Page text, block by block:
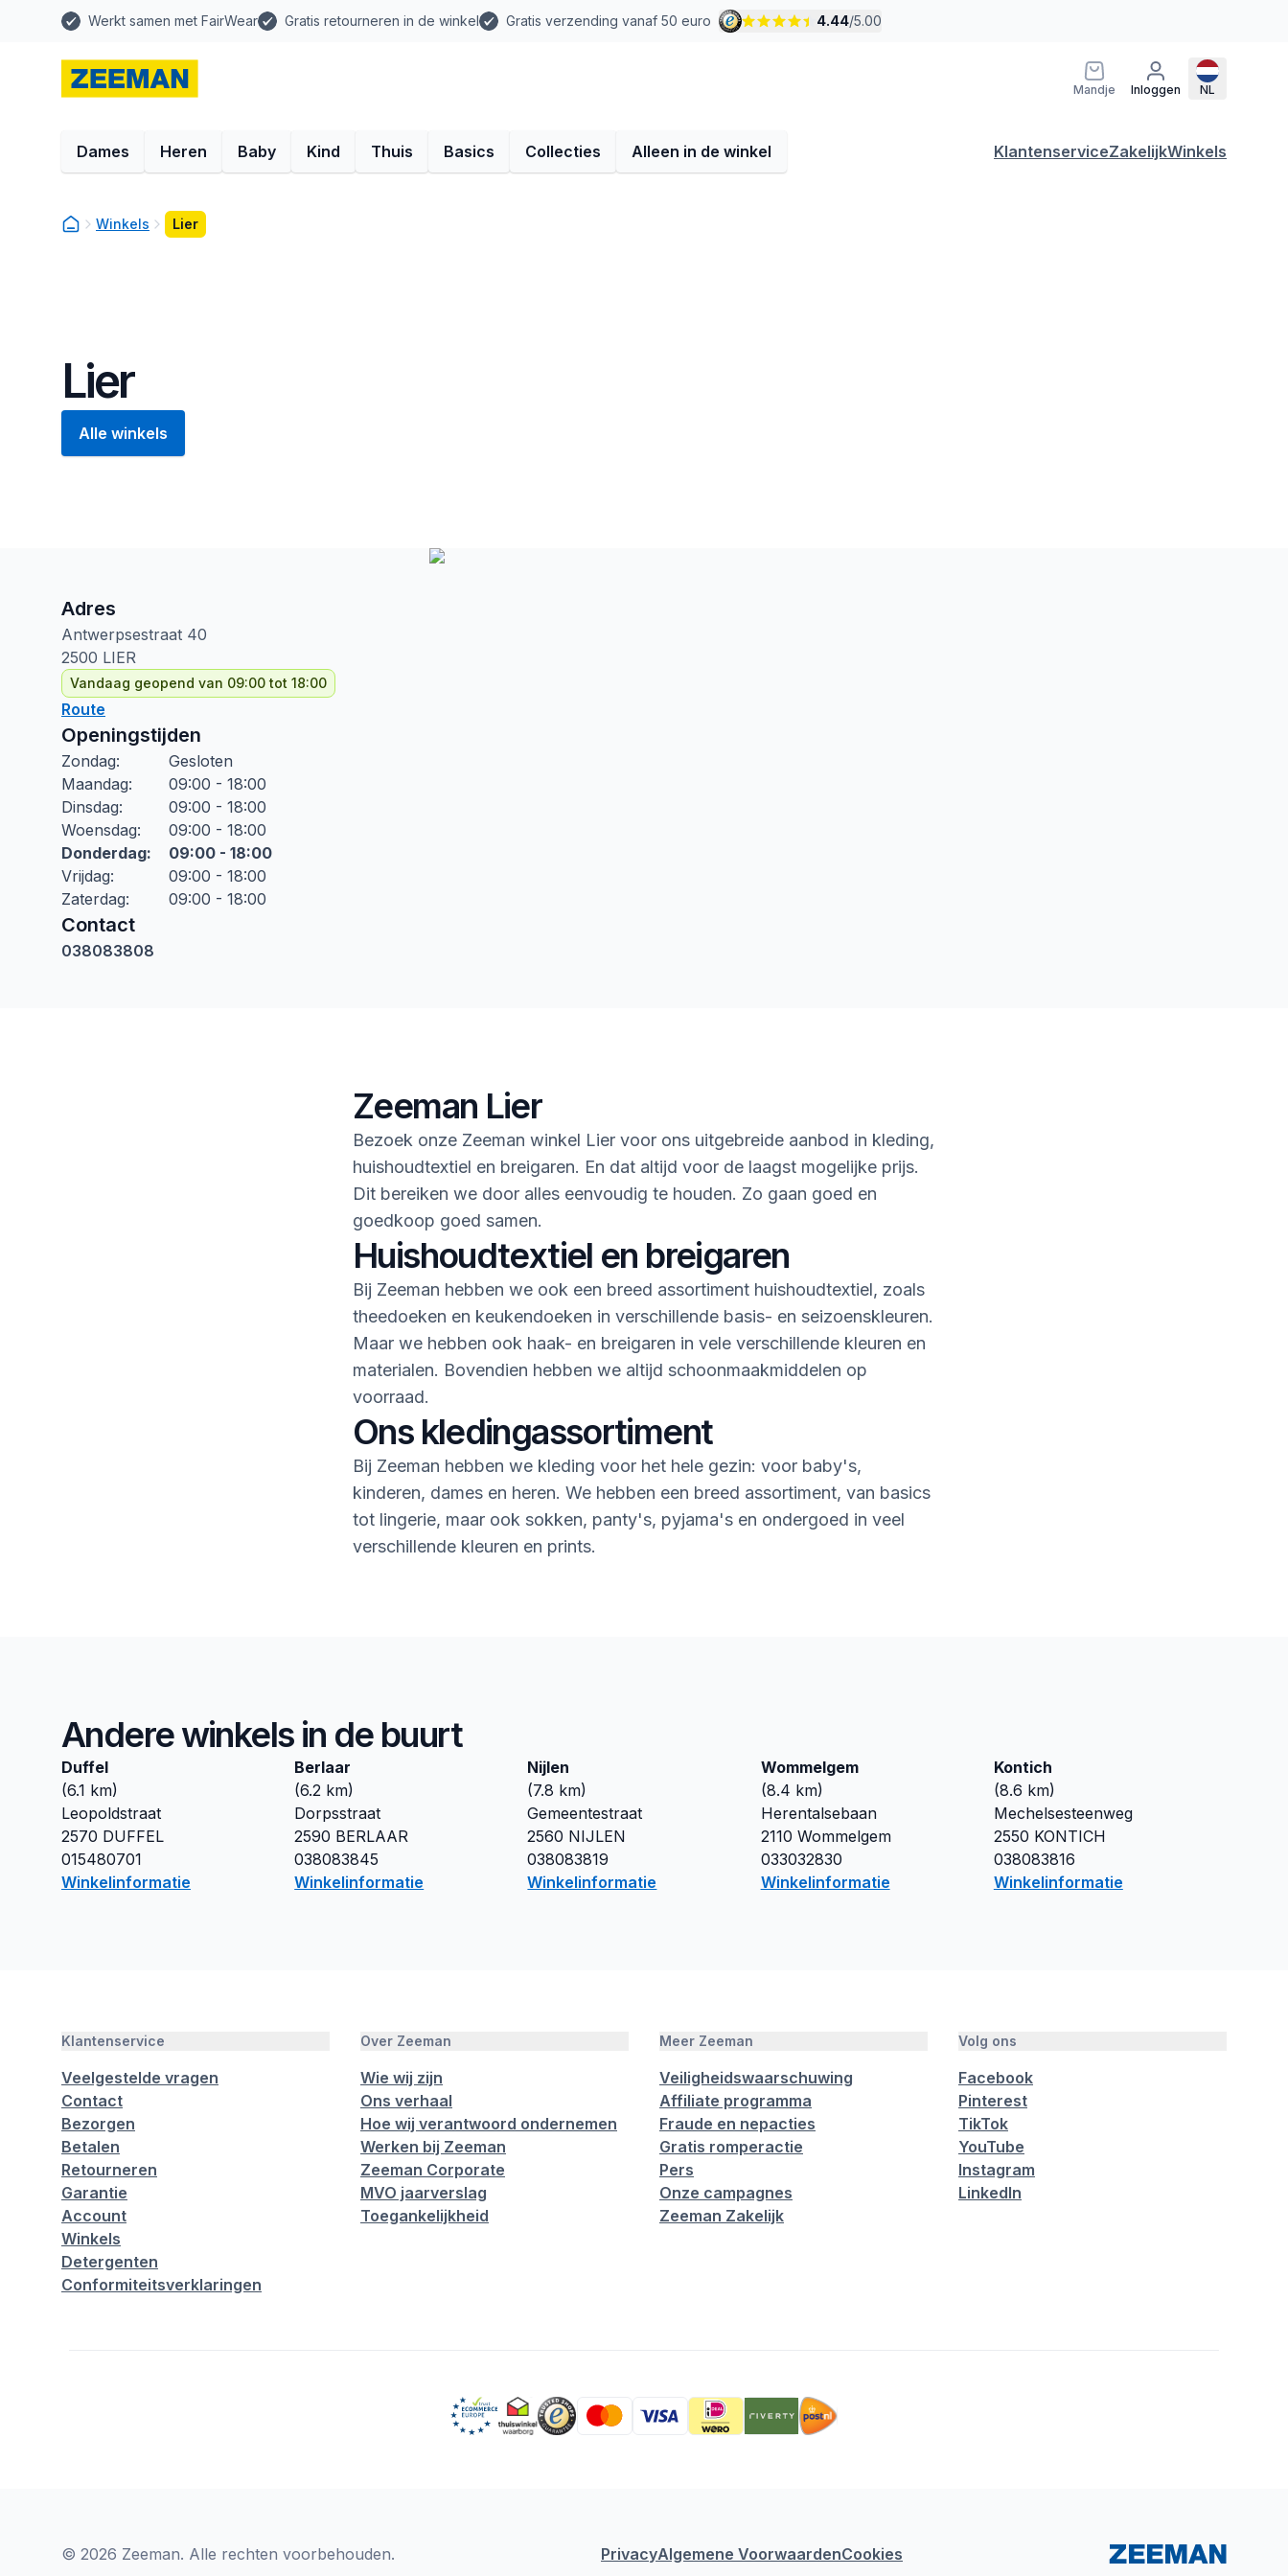
Werkt samen met FairWear Gratis retourneren in de winkel Gratis verzending vanaf 50 euro 4.44/5.00
Mandje Inloggen NL
Dames Heren Baby Kind Thuis Basics Collecties Alleen in de winkel KlantenserviceZakelijkWinkels
Winkels Lier
Lier
Alle winkels
Adres
Antwerpsestraat 40
2500 LIER
Vandaag geopend van 09:00 tot 18:00
Route
Openingstijden
Zondag:
Gesloten
Maandag:
09:00 - 18:00
Dinsdag:
09:00 - 18:00
Woensdag:
09:00 - 18:00
Donderdag:
09:00 - 18:00
Vrijdag:
09:00 - 18:00
Zaterdag: 09:00 - 18:00
Contact
038083808
Zeeman Lier
Bezoek onze Zeeman winkel Lier voor ons uitgebreide aanbod in kleding,
huishoudtextiel en breigaren. En dat altijd voor de laagst mogelijke prijs.
Dit bereiken we door alles eenvoudig te houden. Zo gaan goed en
goedkoop goed samen.
Huishoudtextiel en breigaren
Bij Zeeman hebben we ook een breed assortiment huishoudtextiel, zoals
theedoeken en keukendoeken in verschillende basis- en seizoenskleuren.
Maar we hebben ook haak- en breigaren in vele verschillende kleuren en
materialen. Bovendien hebben we altijd schoonmaakmiddelen op
voorraad.
Ons kledingassortiment
Bij Zeeman hebben we kleding voor het hele gezin: voor baby's,
kinderen, dames en heren. We hebben een breed assortiment, van basics
tot lingerie, maar ook sokken, panty's, pyjama's en ondergoed in veel
verschillende kleuren en prints.
Andere winkels in de buurt
Duffel
(6.1 km)
Leopoldstraat
2570 DUFFEL
015480701
Winkelinformatie
Berlaar
(6.2 km)
Dorpsstraat
2590 BERLAAR
038083845
Winkelinformatie
Nijlen
(7.8 km)
Gemeentestraat
2560 NIJLEN
038083819
Winkelinformatie
Wommelgem
(8.4 km)
Herentalsebaan
2110 Wommelgem
033032830
Winkelinformatie
Kontich
(8.6 km)
Mechelsesteenweg
2550 KONTICH
038083816
Winkelinformatie
Klantenservice
Veelgestelde vragen
Contact
Bezorgen
Betalen
Retourneren
Garantie
Account
Winkels
Detergenten
Conformiteitsverklaringen
Over Zeeman
Wie wij zijn
Ons verhaal
Hoe wij verantwoord ondernemen
Werken bij Zeeman
Zeeman Corporate
MVO jaarverslag
Toegankelijkheid
Meer Zeeman
Veiligheidswaarschuwing
Affiliate programma
Fraude en nepacties
Gratis romperactie
Pers
Onze campagnes
Zeeman Zakelijk
Volg ons
Facebook
Pinterest
TikTok
YouTube
Instagram
LinkedIn
© 2026 Zeeman. Alle rechten voorbehouden. PrivacyAlgemene VoorwaardenCookies